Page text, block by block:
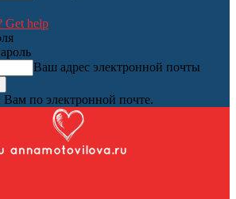
Get help
Ваш адрес электронной почты
Вам по электронной почте.